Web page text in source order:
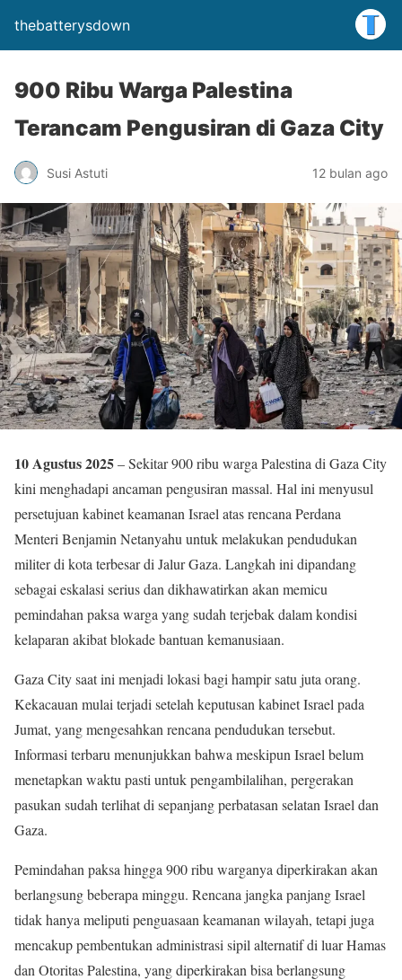
thebatterysdown
900 Ribu Warga Palestina
Terancam Pengusiran di Gaza City
Susi Astuti 12 bulan ago
10 Agustus 2025– Sekitar 900 ribu warga Palestina di Gaza City
kini menghadapi ancaman pengusiran massal. Hal ini menyusul
persetujuan kabinet keamanan Israel atas rencana Perdana
Menteri Benjamin Netanyahu untuk melakukan pendudukan
militer di kota terbesar di Jalur Gaza. Langkah ini dipandang
sebagai eskalasi serius dan dikhawatirkan akan memicu
pemindahan paksa warga yang sudah terjebak dalam kondisi
kelaparan akibat blokade bantuan kemanusiaan.
Gaza City saat ini menjadi lokasi bagi hampir satu juta orang.
Kekacauan mulai terjadi setelah keputusan kabinet Israel pada
Jumat, yang mengesahkan rencana pendudukan tersebut.
Informasi terbaru menunjukkan bahwa meskipun Israel belum
menetapkan waktu pasti untuk pengambilalihan, pergerakan
pasukan sudah terlihat di sepanjang perbatasan selatan Israel dan
Gaza.
Pemindahan paksa hingga 900 ribu warganya diperkirakan akan
berlangsung beberapa minggu. Rencana jangka panjang Israel
tidak hanya meliputi penguasaan keamanan wilayah, tetapi juga
mencakup pembentukan administrasi sipil alternatif di luar Hamas
dan Otoritas Palestina, yang diperkirakan bisa berlangsung